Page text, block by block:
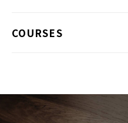
COURSES